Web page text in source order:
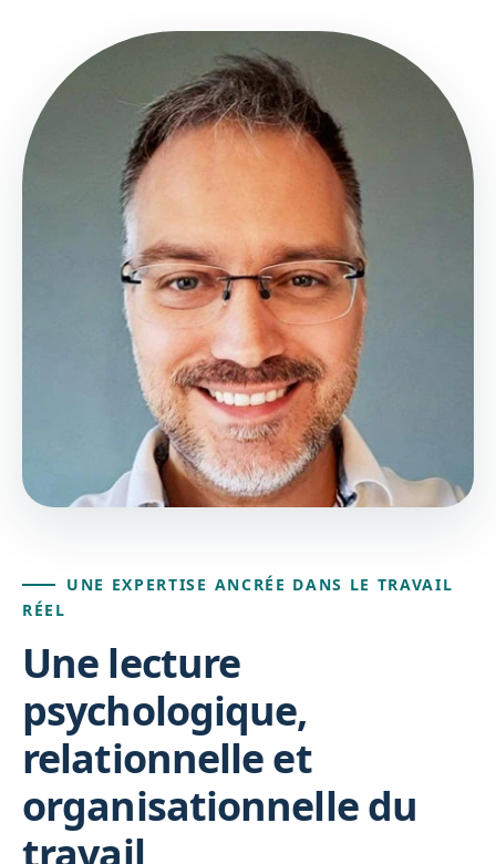
UNE EXPERTISE ANCRÉE DANS LE TRAVAIL
RÉEL
Une lecture
psychologique,
relationnelle et
organisationnelle du